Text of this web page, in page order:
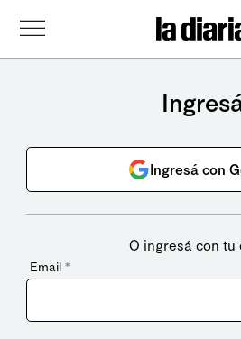
Ingresá con
O ingresá con tu
Email *